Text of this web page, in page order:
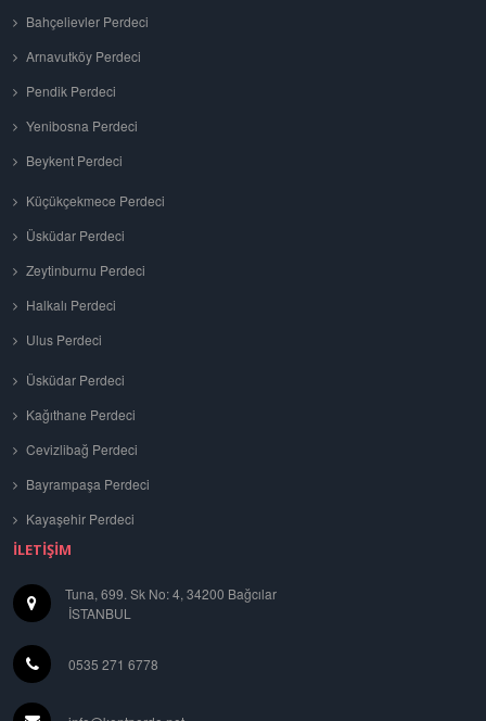
Bahçelievler Perdeci
Arnavutköy Perdeci
Pendik Perdeci
Yenibosna Perdeci
Beykent Perdeci
Küçükçekmece Perdeci
Üsküdar Perdeci
Zeytinburnu Perdeci
Halkalı Perdeci
Ulus Perdeci
Üsküdar Perdeci
Kağıthane Perdeci
Cevizlibağ Perdeci
Bayrampaşa Perdeci
Kayaşehir Perdeci
İLETIŞIM
Tuna, 699. Sk No: 4, 34200 Bağcılar
İSTANBUL
0535 271 6778